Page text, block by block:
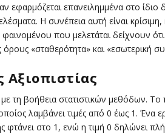
εφαρμόζεται επανειλημμένα στο ίδιο
Η συνέπεια αυτή είναι
που μελετάται δείχνουν
όρους «σταθερότητα» και «εσωτερική
Αξιοπιστίας
με τη βοήθεια στατιστικών μεθόδων.
λαμβάνει τιμές από 0 έως 1. Ένα
φτάνει στο 1, ενώ η τιμή 0 δηλώνει